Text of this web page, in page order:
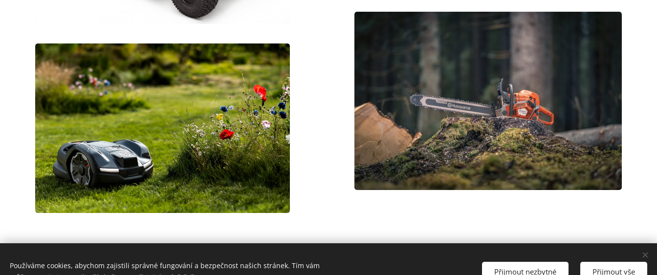
Používáme cookies, abychom zajistili správné fungování a bezpečnost našich stránek. Tím vám
Přijmout nezbytné Přijmout vše